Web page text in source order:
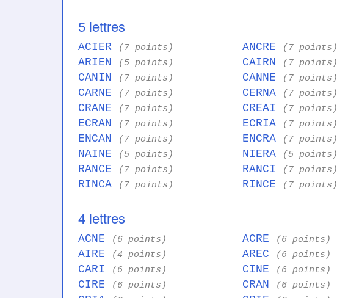
5 lettres
ACIER (7 points) ANCRE (7 points)
ARIEN (5 points) CAIRN (7 points)
CANIN (7 points) CANNE (7 points)
CARNE (7 points) CERNA (7 points)
CRANE (7 points) CREAI (7 points)
ECRAN (7 points) ECRIA (7 points)
ENCAN (7 points) ENCRA (7 points)
NAINE (5 points) NIERA (5 points)
RANCE (7 points) RANCI (7 points)
RINCA (7 points) RINCE (7 points)
4 lettres
ACNE (6 points) ACRE (6 points)
AIRE (4 points) AREC (6 points)
CARI (6 points) CINE (6 points)
CIRE (6 points) CRAN (6 points)